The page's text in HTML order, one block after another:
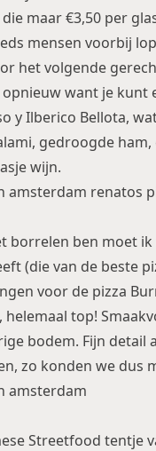
maar €3,50 per
mensen voorbij
het volgende
want je kunt
y Ilberico Bellota,
gedroogde
wijn.
borrelen ben moet
(die van de beste
voor de pizza
helemaal top!
bodem. Fijn detail
zo konden we dus
Streetfood tentje